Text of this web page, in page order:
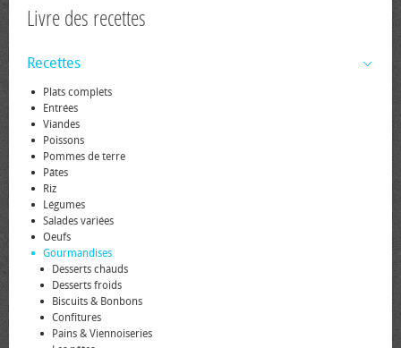
Livre des recettes
Recettes
Plats complets
Entrées
Viandes
Poissons
Pommes de terre
Pâtes
Riz
Légumes
Salades variées
Oeufs
Gourmandises
Desserts chauds
Desserts froids
Biscuits & Bonbons
Confitures
Pains & Viennoiseries